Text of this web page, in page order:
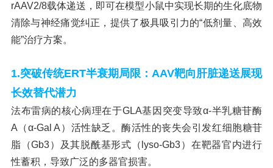
rAAV2/8载体递送，即可在模型小鼠中实现长期的生化底物
清除与神经痛觉纠正，提供了极具吸引力的“低剂量、高效
能”治疗方案。
1.突破传统ERT半衰期局限：AAV靶向肝脏递送展现
长效替代潜力
法布雷病的核心病理在于GLA基因突变导致α-半乳糖苷酶
A（α-Gal A）活性缺乏。酶活性的丧失会引发红细胞糖苷
脂（Gb3）及其脱酰基形式（lyso-Gb3）在靶器官内进行
性蓄积，导致广泛的多器官损害。